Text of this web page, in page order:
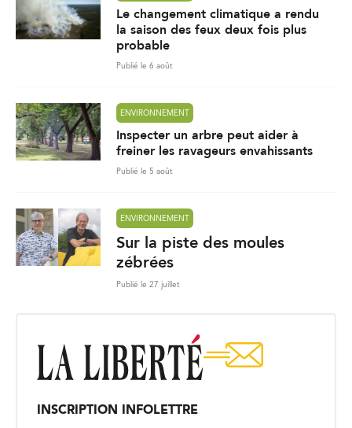
Le changement climatique a rendu
la saison des feux deux fois plus
probable
Publié le 6 août
ENVIRONNEMENT
Inspecter un arbre peut aider à
freiner les ravageurs envahissants
Publié le 5 août
ENVIRONNEMENT
Sur la piste des moules
zébrées
Publié le 27 juillet
INSCRIPTION INFOLETTRE